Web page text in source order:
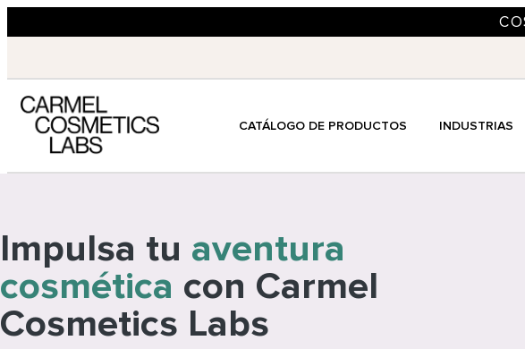
CATÁLOGO DE PRODUCTOS INDUSTRIAS
Impulsa tu aventura
cosmética con Carmel
Cosmetics Labs